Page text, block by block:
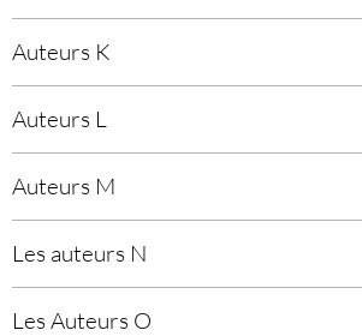
Auteurs K
Auteurs L
Auteurs M
Les auteurs N
Les Auteurs O